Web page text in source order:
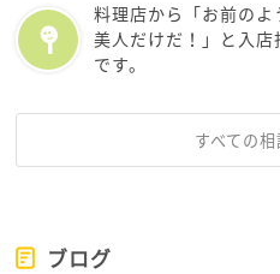
料理店から「お前の
美人だけだ！」と入
です。
すべての
ブログ